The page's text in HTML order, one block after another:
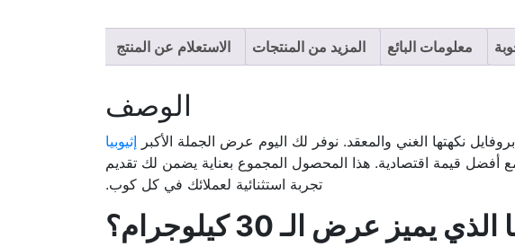
معلومات البائع المزيد من المنتجات الاستعلام عن المنتج
الوصف
نكهتها الغني والمعقد. نوفر لك اليوم عرض الجملة الأكبر إثيوبيا
أفضل قيمة اقتصادية. هذا المحصول المجموع بعناية يضمن لك تقديم
تجربة استثنائية لعملائك في كل كوب.
الذي يميز عرض الـ 30 كيلوجرام؟